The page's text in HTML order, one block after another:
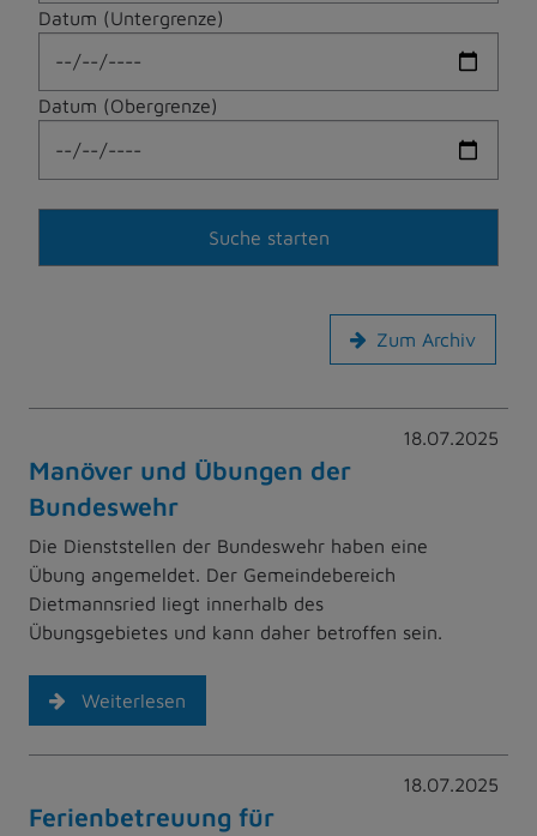
Datum (Untergrenze)
Datum (Obergrenze)
Zum Archiv
18.07.2025
Manöver und Übungen der
Bundeswehr
Die Dienststellen der Bundeswehr haben eine
Übung angemeldet. Der Gemeindebereich
Dietmannsried liegt innerhalb des
Übungsgebietes und kann daher betroffen sein.
Weiterlesen
18.07.2025
Ferienbetreuung für